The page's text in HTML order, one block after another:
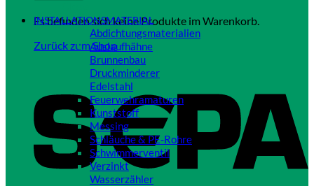
Es befinden sich keine Produkte im Warenkorb.
Zurück zum Shop
INSTALLATIONSMATERIAL
Abdichtungsmaterialien
Auslaufhähne
Brunnenbau
Druckminderer
Edelstahl
Feuerwehramaturen
Kunststoff
Messing
Schläuche & PE-Rohre
Schwimmerventil
Verzinkt
Wasserzähler